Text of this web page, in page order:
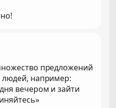
предложений
людей, например:
вечером и зайти